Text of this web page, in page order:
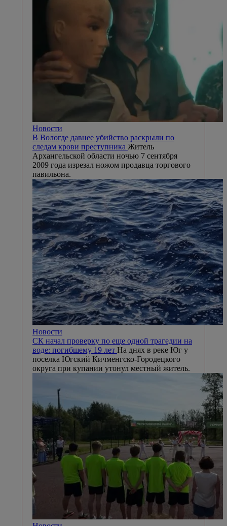
Новости
В Вологде давнее убийство раскрыли по
следам крови преступника Житель
Архангельской области ночью 7 сентября
2009 года изрезал ножом продавца торгового
павильона.
Новости
СК начал проверку по еще одной трагедии на
воде: погибшему 19 лет На днях в реке Юг у
поселка Югский Кичменгско-Городецкого
округа при купании утонул местный житель.